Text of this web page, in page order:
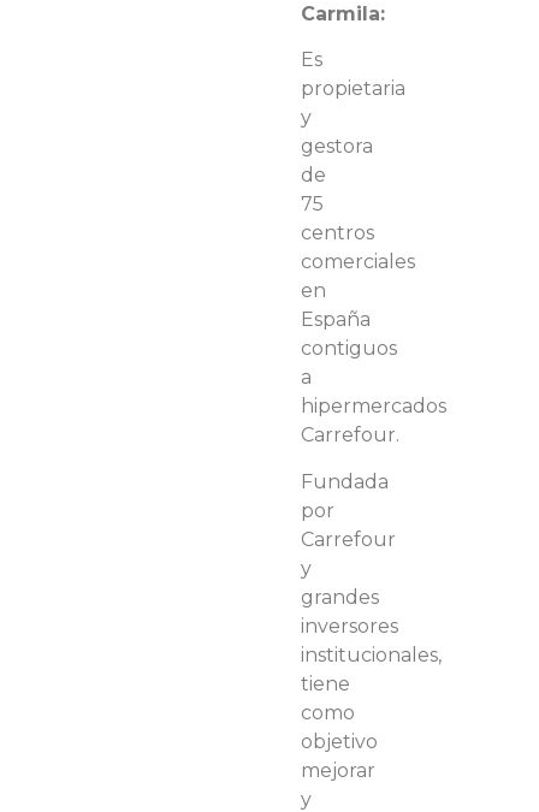
Carmila:
Es
propietaria
y
gestora
de
75
centros
comerciales
en
España
contiguos
a
hipermercados
Carrefour.
Fundada
por
Carrefour
y
grandes
inversores
institucionales,
tiene
como
objetivo
mejorar
y